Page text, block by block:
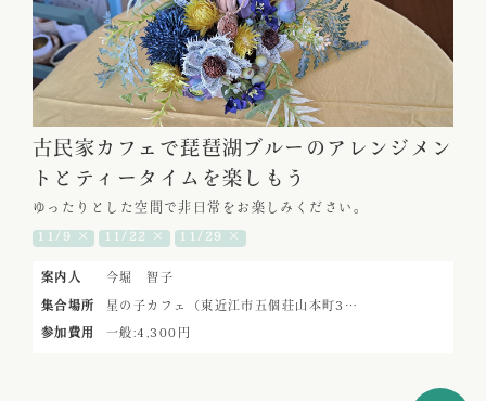
古民家カフェで琵琶湖ブルーのアレンジメン
トとティータイムを楽しもう
ゆったりとした空間で非日常をお楽しみください。
11/9 × 11/22 × 11/29 ×
案内人 今堀 智子
集合場所 星の子カフェ（東近江市五個荘山本町3…
参加費用 一般:4,300円